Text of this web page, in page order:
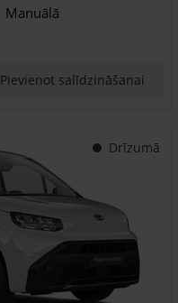
Manuālā
Pievienot salīdzināšanai
Drīzumā